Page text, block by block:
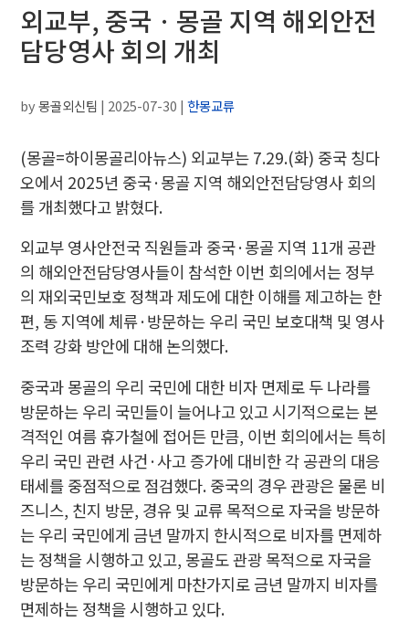
외교부, 중국ㆍ몽골 지역 해외안전
담당영사 회의 개최
by몽골외신팀 | 2025-07-30 |한몽교류
(몽골=하이몽골리아뉴스) 외교부는 7.29.(화) 중국 칭다
오에서 2025년 중국·몽골 지역 해외안전담당영사 회의
를 개최했다고 밝혔다.
외교부 영사안전국 직원들과 중국·몽골 지역 11개 공관
의 해외안전담당영사들이 참석한 이번 회의에서는 정부
의 재외국민보호 정책과 제도에 대한 이해를 제고하는 한
편, 동 지역에 체류·방문하는 우리 국민 보호대책 및 영사
조력 강화 방안에 대해 논의했다.
중국과 몽골의 우리 국민에 대한 비자 면제로 두 나라를
방문하는 우리 국민들이 늘어나고 있고 시기적으로는 본
격적인 여름 휴가철에 접어든 만큼, 이번 회의에서는 특히
우리 국민 관련 사건·사고 증가에 대비한 각 공관의 대응
태세를 중점적으로 점검했다. 중국의 경우 관광은 물론 비
즈니스, 친지 방문, 경유 및 교류 목적으로 자국을 방문하
는 우리 국민에게 금년 말까지 한시적으로 비자를 면제하
는 정책을 시행하고 있고, 몽골도 관광 목적으로 자국을
방문하는 우리 국민에게 마찬가지로 금년 말까지 비자를
면제하는 정책을 시행하고 있다.